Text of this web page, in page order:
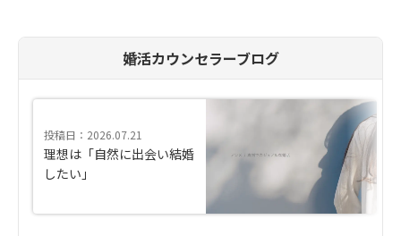
婚活カウンセラーブログ
投稿日：2026.07.21
理想は「自然に出会い結婚
したい」